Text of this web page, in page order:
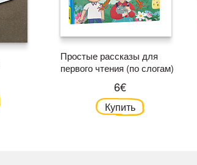
Простые рассказы для
первого чтения (по слогам)
6€
Купить